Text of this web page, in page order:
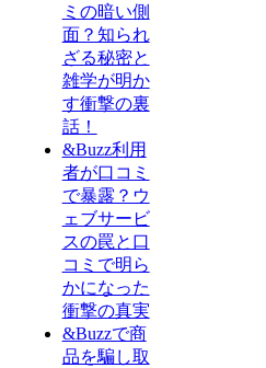
ミの暗い側
面？知られ
ざる秘密と
雑学が明か
す衝撃の裏
話！
&Buzz利用
者が口コミ
で暴露？ウ
ェブサービ
スの罠と口
コミで明ら
かになった
衝撃の真実
&Buzzで商
品を騙し取